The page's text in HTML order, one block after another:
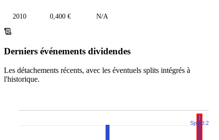
2010 0,400 € N/A
Derniers événements dividendes
Les détachements récents, avec les éventuels splits intégrés à
l'historique.
Split 3:2